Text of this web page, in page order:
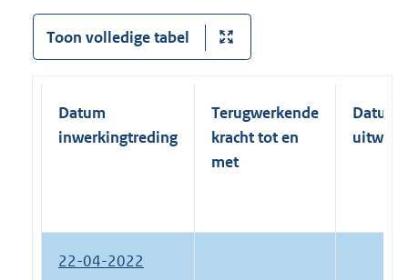
Toon volledige tabel
Datum
inwerkingtreding
Terugwerkende
kracht tot en
met
Datum
22-04-2022